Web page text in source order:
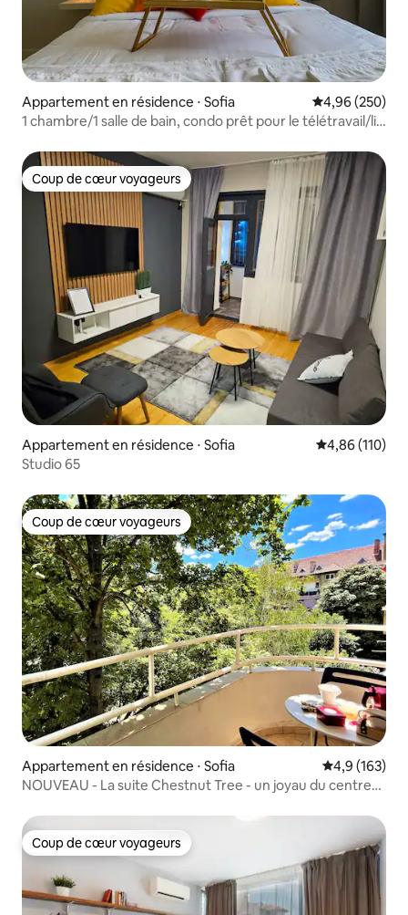
Appartement en résidence ⋅ Sofia Évaluation
4,96 (250)
1 chambre/1 salle de bain, condo prêt pour le télétravail/lit
Coup de cœur voyageurs
Coup de cœur voyageurs
Appartement en résidence ⋅ Sofia Évaluation
4,86 (110)
Studio 65
Coup de cœur voyageurs
Coup de cœur voyageurs
Appartement en résidence ⋅ Sofia Évaluation
4,9 (163)
NOUVEAU - La suite Chestnut Tree - un joyau du centre-
Coup de cœur voyageurs
Coup de cœur voyageurs